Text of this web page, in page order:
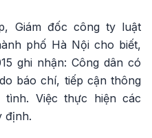
Giám đốc công ty luật
phố Hà Nội cho biết,
ghi nhận: Công dân có
báo chí, tiếp cận thông
Việc thực hiện các
định.